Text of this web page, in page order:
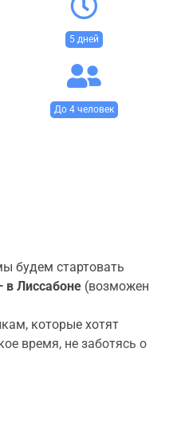
5 дней
До 4 человек
будем стартовать
Лиссабоне (возможен
которые хотят
время, не заботясь о
Брага, Гимарайнш,